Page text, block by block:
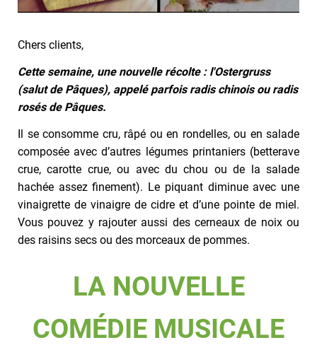
Chers clients,
Cette semaine, une nouvelle récolte : l'Ostergruss
(salut de Pâques), appelé parfois radis chinois ou radis
rosés de Pâques.
Il se consomme cru, râpé ou en rondelles, ou en salade
composée avec d’autres légumes printaniers (betterave
crue, carotte crue, ou avec du chou ou de la salade
hachée assez finement). Le piquant diminue avec une
vinaigrette de vinaigre de cidre et d’une pointe de miel.
Vous pouvez y rajouter aussi des cerneaux de noix ou
des raisins secs ou des morceaux de pommes.
LA NOUVELLE
COMÉDIE MUSICALE